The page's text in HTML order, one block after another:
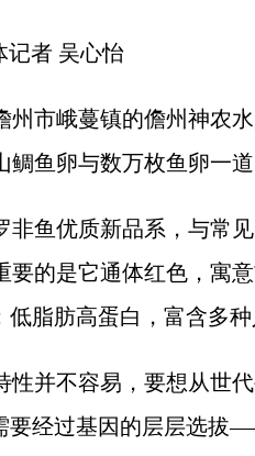
者 吴心怡
市峨蔓镇的儋州神农水
鱼卵与数万枚鱼卵一道
优质新品系，与常见
的是它通体红色，寓
脂肪高蛋白，富含多种
并不容易，要想从世代
要经过基因的层层选